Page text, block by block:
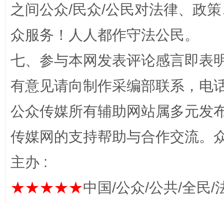
“蜀中异人”王建安的艺术幻境
之间公众/民众/公民对法律、政
众服务！人人都作守法公民。
七、参与本网发表评论感言即表
有意见请向制作采编部联系，电
公众传媒所有辅助网站属多元发
传媒网的支持帮助与合作交流。
主办 :
★★★★★中国/公众/公共/全民/